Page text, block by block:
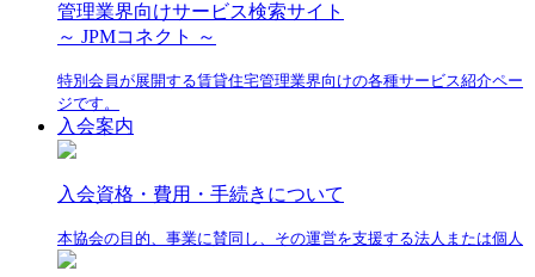
管理業界向けサービス検索サイト
～ JPMコネクト ～
特別会員が展開する賃貸住宅管理業界向けの各種サービス紹介ペー
ジです。
入会案内
入会資格・費用・手続きについて
本協会の目的、事業に賛同し、その運営を支援する法人または個人